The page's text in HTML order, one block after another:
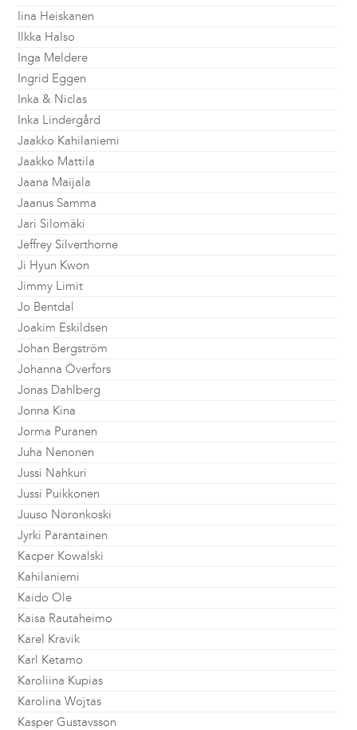
Iina Heiskanen
Ilkka Halso
Inga Meldere
Ingrid Eggen
Inka & Niclas
Inka Lindergård
Jaakko Kahilaniemi
Jaakko Mattila
Jaana Maijala
Jaanus Samma
Jari Silomäki
Jeffrey Silverthorne
Ji Hyun Kwon
Jimmy Limit
Jo Bentdal
Joakim Eskildsen
Johan Bergström
Johanna Överfors
Jonas Dahlberg
Jonna Kina
Jorma Puranen
Juha Nenonen
Jussi Nahkuri
Jussi Puikkonen
Juuso Noronkoski
Jyrki Parantainen
Kacper Kowalski
Kahilaniemi
Kaido Ole
Kaisa Rautaheimo
Karel Kravik
Karl Ketamo
Karoliina Kupias
Karolina Wojtas
Kasper Gustavsson